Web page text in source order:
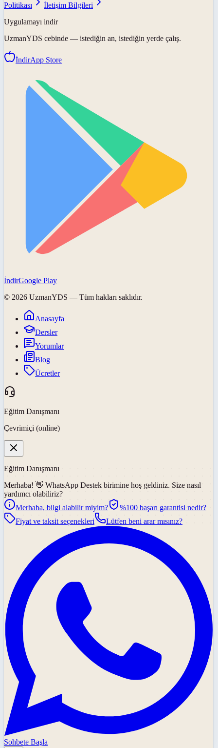
Politikası
İletişim Bilgileri
Uygulamayı indir
UzmanYDS cebinde — istediğin an, istediğin yerde çalış.
İndirApp Store
İndirGoogle Play
© 2026 UzmanYDS — Tüm hakları saklıdır.
Anasayfa
Dersler
Yorumlar
Blog
Ücretler
Eğitim Danışmanı
Çevrimiçi (online)
Eğitim Danışmanı
Merhaba! 👋 WhatsApp Destek birimine hoş geldiniz. Size nasıl
yardımcı olabiliriz?
Merhaba, bilgi alabilir miyim?
%100 başarı garantisi nedir?
Fiyat ve taksit seçenekleri
Lütfen beni arar mısınız?
Sohbete Başla